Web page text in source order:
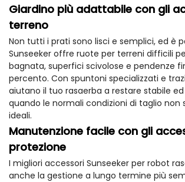
Giardino più adattabile con gli
terreno
Non tutti i prati sono lisci e semplici, ed è
Sunseeker offre ruote per terreni difficili
bagnata, superfici scivolose e pendenze
percento. Con spuntoni specializzati e
aiutano il tuo rasaerba a restare stabile
quando le normali condizioni di taglio
ideali.
Manutenzione facile con gli
protezione
I migliori accessori Sunseeker per robot
anche la gestione a lungo termine più